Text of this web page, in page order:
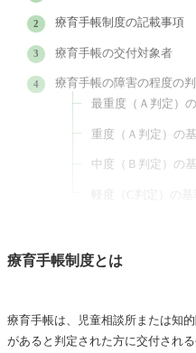
療育手帳制度の記載事項
療育手帳の交付対象者
療育手帳の障害の程度の
最重度（Ａ判定）
重度（Ａ判定）の
中度（Ｂ判定）の
軽度（C判定）の基
療育手帳の交付手続き
交付後の障害の程
療育手帳制度とは
療育手帳は、児童相談所または知
があると判定された方に交付される